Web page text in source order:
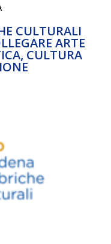
CULTURALI
ARTE
CULTURA